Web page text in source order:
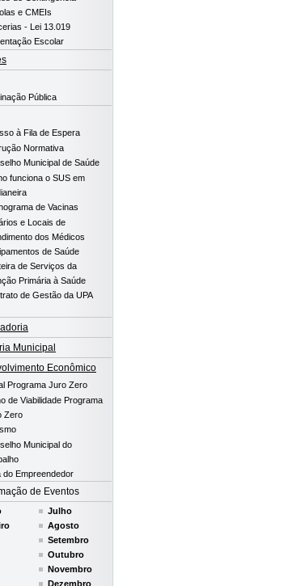
e CMEIs
- Lei 13.019
Escolar
Pública
à Fila de Espera
Normativa
Municipal de Saúde
funciona o SUS em
de Vacinas
e Locais de
dos Médicos
de Saúde
de Serviços da
Primária à Saúde
de Gestão da UPA
Municipal
Econômico
Programa Juro Zero
de Viabilidade Programa
Zero
Municipal do
do Empreendedor
de Eventos
Julho
Agosto
Setembro
Outubro
Novembro
Dezembro